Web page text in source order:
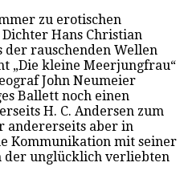
zu erotischen
Hans Christian
der rauschenden Wellen
„Die kleine Meerjungfrau“
John Neumeier
Ballett noch einen
H. C. Andersen zum
andererseits aber in
Kommunikation mit seiner
der unglücklich verliebten